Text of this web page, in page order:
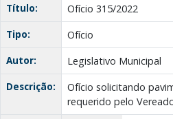
Título:
Ofício 315/2022
Tipo:
Ofício
Autor:
Legislativo Municipal
Descrição:
Ofício solicitando
requerido pelo